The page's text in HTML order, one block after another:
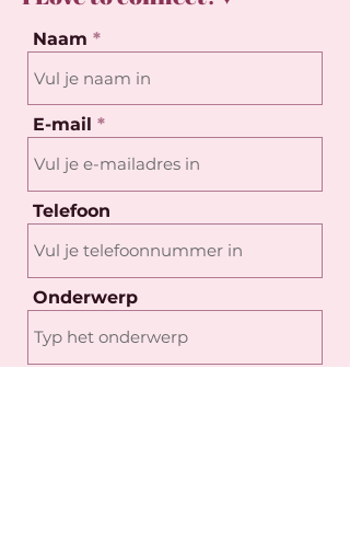
Naam
E-mail
Telefoon
Onderwerp